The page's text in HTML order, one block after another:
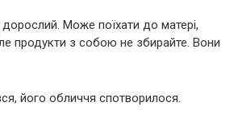
Може поїхати до матері,
продукти з собою не збирайте. Вони
його обличчя спотворилося.